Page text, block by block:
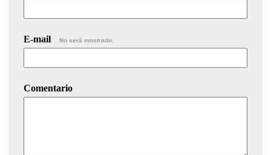
E-mail No será mostrado.
Comentario